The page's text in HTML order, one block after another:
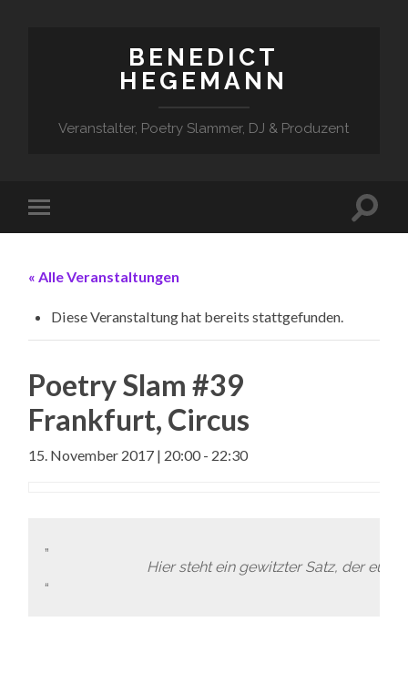
BENEDICT
HEGEMANN
Veranstalter, Poetry Slammer, DJ & Produzent
« Alle Veranstaltungen
Diese Veranstaltung hat bereits stattgefunden.
Poetry Slam #39
Frankfurt, Circus
15. November 2017 | 20:00 - 22:30
Hier steht ein gewitzter Satz, der